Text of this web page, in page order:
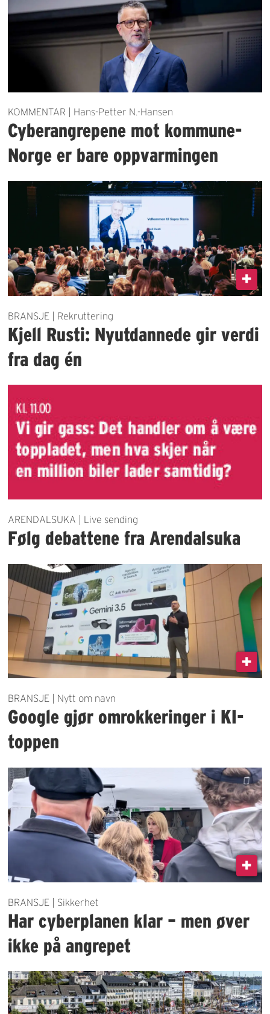
KOMMENTAR | Hans-Petter N.-Hansen
Cyberangrepene mot kommune-
Norge er bare oppvarmingen
BRANSJE | Rekruttering
Kjell Rusti: Nyutdannede gir verdi
fra dag én
ARENDALSUKA | Live sending
Følg debattene fra Arendalsuka
BRANSJE | Nytt om navn
Google gjør omrokkeringer i KI-
toppen
BRANSJE | Sikkerhet
Har cyberplanen klar – men øver
ikke på angrepet